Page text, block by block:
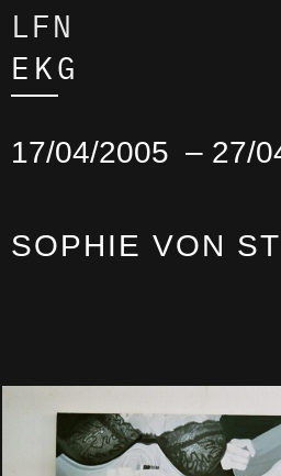
LFN
EKG
17/04/2005 – 27/
SOPHIE VON